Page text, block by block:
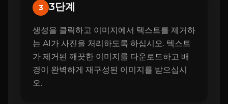
3 3단계
생성을 클릭하고 이미지에서 텍스트를 제거하
는 AI가 사진을 처리하도록 하십시오. 텍스트
가 제거된 깨끗한 이미지를 다운로드하고 배
경이 완벽하게 재구성된 이미지를 받으십시
오.